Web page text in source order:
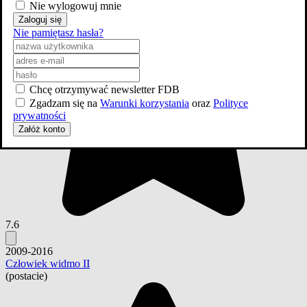
7.6
2009-2016
Człowiek widmo II
(postacie)
Nie wylogowuj mnie
Zaloguj się
Nie pamiętasz hasła?
Chcę otrzymywać newsletter FDB
Zgadzam się na Warunki korzystania oraz Polityce
prywatności
Załóż konto